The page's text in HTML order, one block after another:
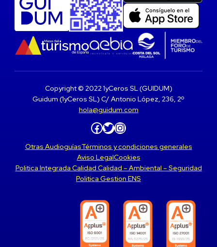
Copyright © 2022 1yCeros SL (GUIDUM)
Guidum (1yCeros SL) C/ Antonio López, 236, 2º
hola@guidum.com
Facebook Twitter Instagram
Otras AudioguíasTérminos y condiciones generales
Aviso LegalCookies
Politica Integrada Calidad Calidad – Ambiental – Seguridad
Politica Gestion ENS